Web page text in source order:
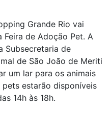
Grande Rio vai
de Adoção Pet. A
Subsecretaria de
de São João de Meriti
um lar para os animais
estarão disponíveis
14h às 18h.